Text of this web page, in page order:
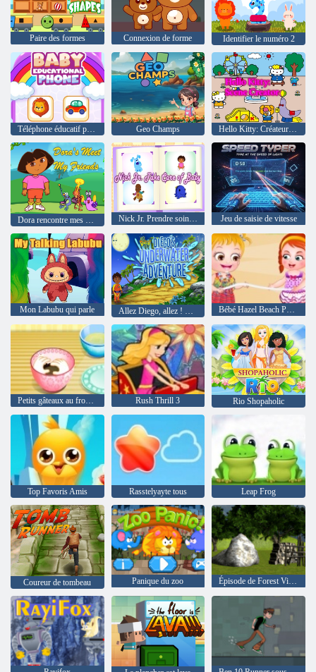
Paire des formes Connexion de forme Identifier le numéro 2
Téléphone éducatif pour bébé Geo Champs Hello Kitty: Créateur de scène
Nick Jr. Prendre soin de bébé Jeu de saisie de vitesse
Mon Labubu qui parle Bébé Hazel Beach Party
Petits gâteaux au fromage Rush Thrill 3 Rio Shopaholic
Top Favoris Amis Rasstelyayte tous Leap Frog
Coureur de tombeau Panique du zoo Épisode de Forest Village Esponge 2